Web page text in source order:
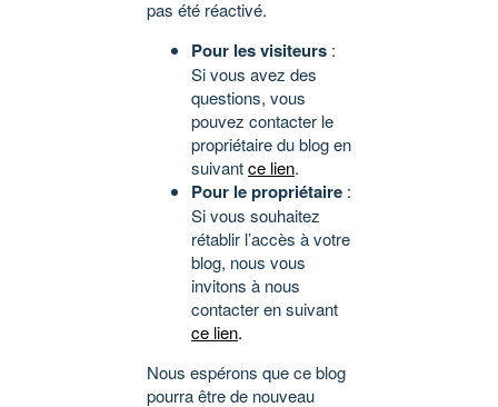
pas été réactivé.
Pour les visiteurs :
Si vous avez des
questions, vous
pouvez contacter le
propriétaire du blog en
suivantce lien.
Pour le propriétaire :
Si vous souhaitez
rétablir l’accès à votre
blog, nous vous
invitons à nous
contacter en suivant
ce lien.
Nous espérons que ce blog
pourra être de nouveau